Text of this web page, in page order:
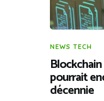
NEWS TECH
pourrait
décennie